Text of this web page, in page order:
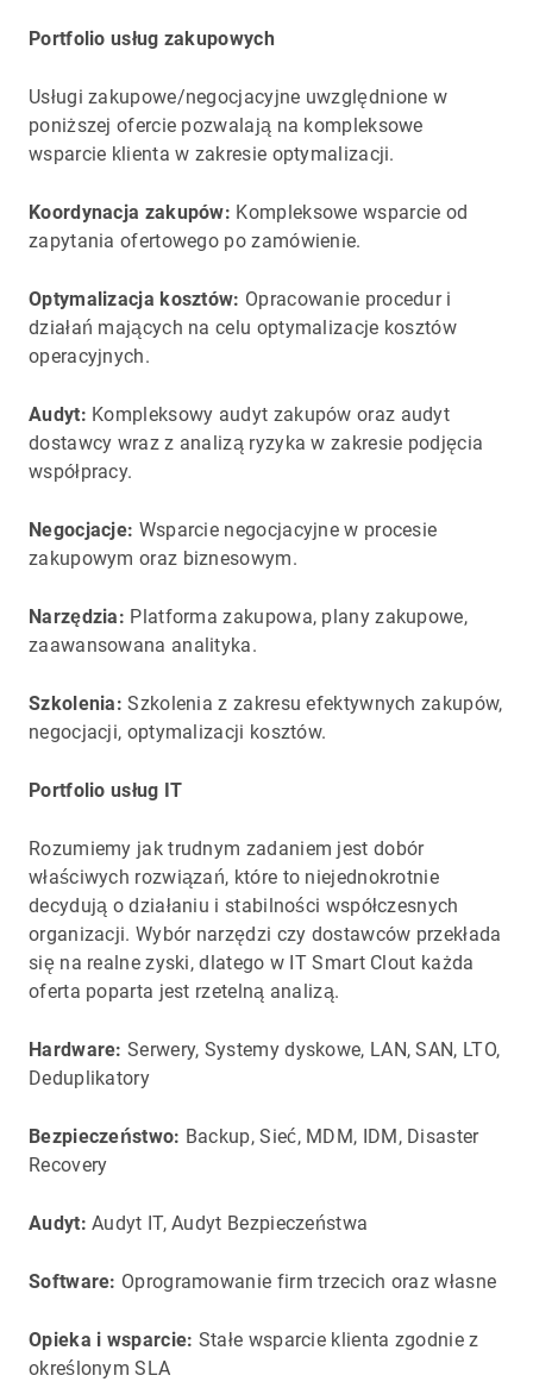
Portfolio usług zakupowych
Usługi zakupowe/negocjacyjne uwzględnione w
poniższej ofercie pozwalają na kompleksowe
wsparcie klienta w zakresie optymalizacji.
Koordynacja zakupów: Kompleksowe wsparcie od
zapytania ofertowego po zamówienie.
Optymalizacja kosztów: Opracowanie procedur i
działań mających na celu optymalizacje kosztów
operacyjnych.
Audyt: Kompleksowy audyt zakupów oraz audyt
dostawcy wraz z analizą ryzyka w zakresie podjęcia
współpracy.
Negocjacje: Wsparcie negocjacyjne w procesie
zakupowym oraz biznesowym.
Narzędzia: Platforma zakupowa, plany zakupowe,
zaawansowana analityka.
Szkolenia:Szkolenia z zakresu efektywnych zakupów,
negocjacji, optymalizacji kosztów.
Portfolio usług IT
Rozumiemy jak trudnym zadaniem jest dobór
właściwych rozwiązań, które to niejednokrotnie
decydują o działaniu i stabilności współczesnych
organizacji. Wybór narzędzi czy dostawców przekłada
się na realne zyski, dlatego w IT Smart Clout każda
oferta poparta jest rzetelną analizą.
Hardware:Serwery, Systemy dyskowe, LAN, SAN, LTO,
Deduplikatory
Bezpieczeństwo: Backup, Sieć, MDM, IDM, Disaster
Recovery
Audyt:Audyt IT, Audyt Bezpieczeństwa
Software: Oprogramowanie firm trzecich oraz własne
Opieka i wsparcie: Stałe wsparcie klienta zgodnie z
określonym SLA